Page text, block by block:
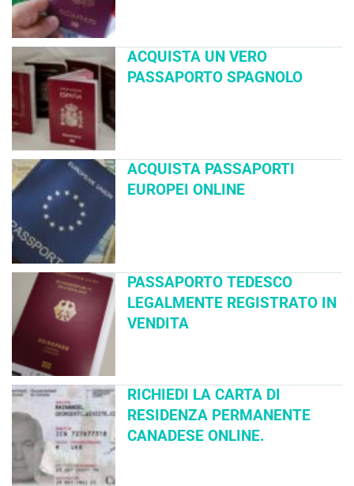
ACQUISTA UN VERO
PASSAPORTO SPAGNOLO
ACQUISTA PASSAPORTI
EUROPEI ONLINE
PASSAPORTO TEDESCO
LEGALMENTE REGISTRATO IN
VENDITA
RICHIEDI LA CARTA DI
RESIDENZA PERMANENTE
CANADESE ONLINE.